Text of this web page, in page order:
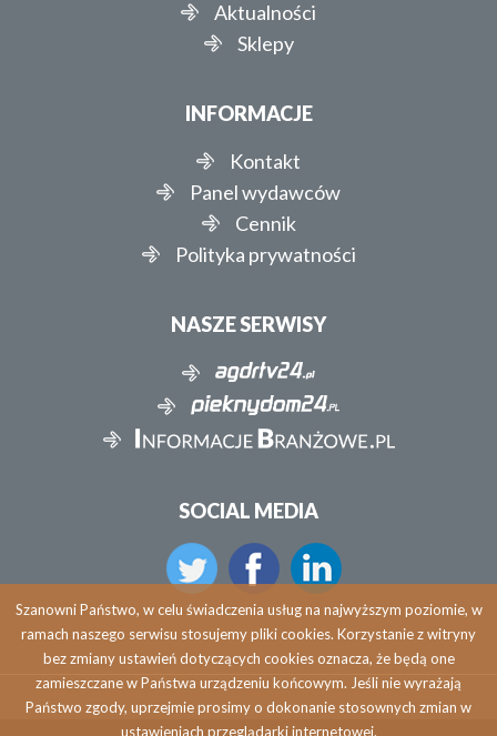
Aktualności
Sklepy
INFORMACJE
Kontakt
Panel wydawców
Cennik
Polityka prywatności
NASZE SERWISY
SOCIAL MEDIA
Szanowni Państwo, w celu świadczenia usług na najwyższym poziomie, w
ramach naszego serwisu stosujemy pliki cookies. Korzystanie z witryny
bez zmiany ustawień dotyczących cookies oznacza, że będą one
zamieszczane w Państwa urządzeniu końcowym. Jeśli nie wyrażają
Państwo zgody, uprzejmie prosimy o dokonanie stosownych zmian w
ustawieniach przeglądarki internetowej.